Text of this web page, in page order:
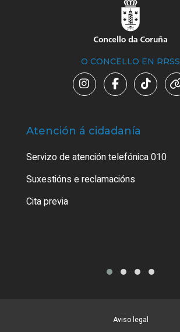
O CONCELLO EN RRSS
Atención á cidadanía
Servizo de atención telefónica 010
Suxestións e reclamacións
Cita previa
Aviso legal